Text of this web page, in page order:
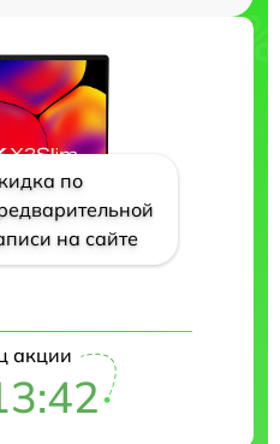
по
на сайте
акции